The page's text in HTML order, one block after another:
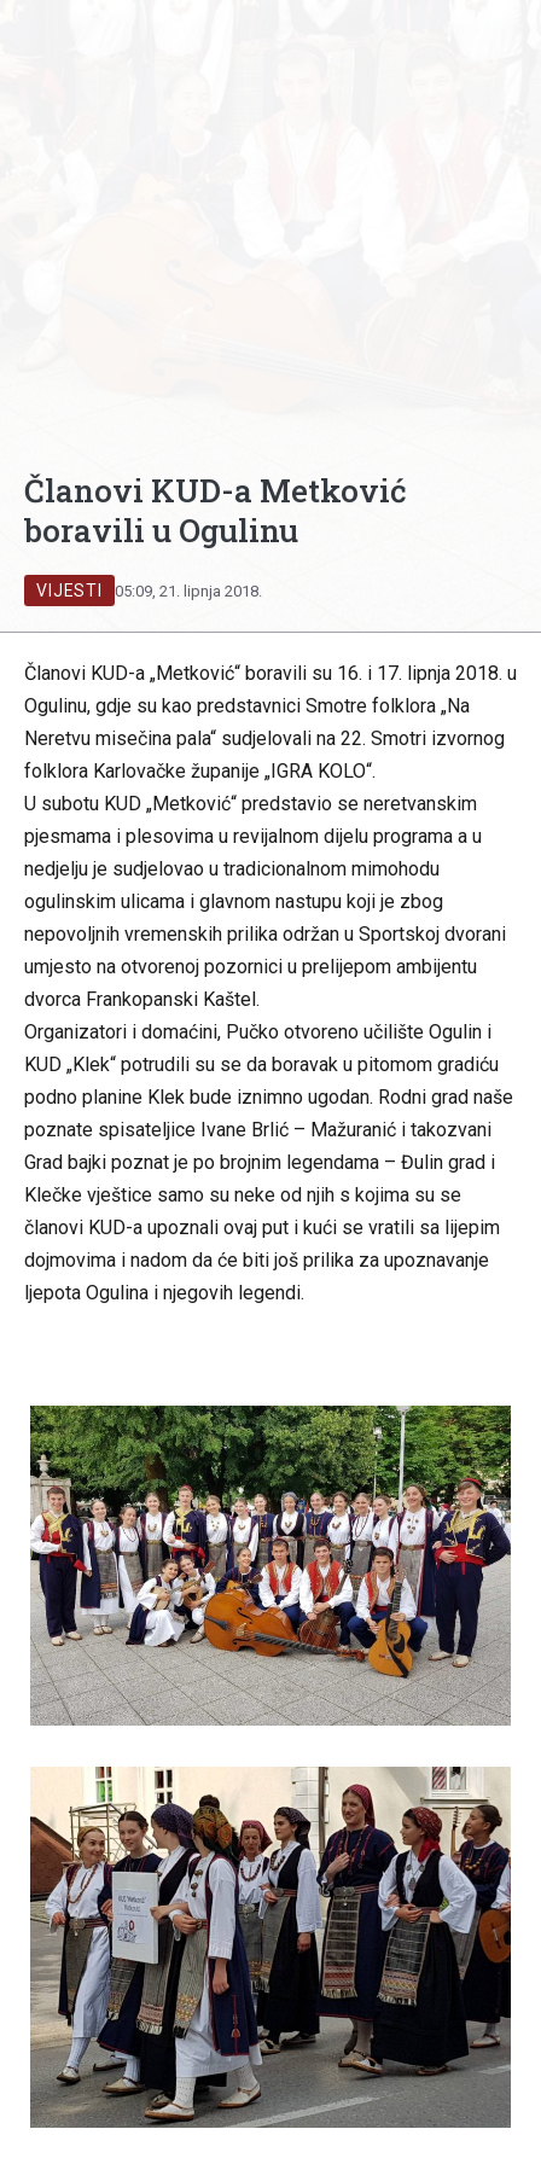
Članovi KUD-a Metković
boravili u Ogulinu
VIJESTI 05:09, 21. lipnja 2018.
Članovi KUD-a „Metković“ boravili su 16. i 17. lipnja 2018. u
Ogulinu, gdje su kao predstavnici Smotre folklora „Na
Neretvu misečina pala“ sudjelovali na 22. Smotri izvornog
folklora Karlovačke županije „IGRA KOLO“.
U subotu KUD „Metković“ predstavio se neretvanskim
pjesmama i plesovima u revijalnom dijelu programa a u
nedjelju je sudjelovao u tradicionalnom mimohodu
ogulinskim ulicama i glavnom nastupu koji je zbog
nepovoljnih vremenskih prilika održan u Sportskoj dvorani
umjesto na otvorenoj pozornici u prelijepom ambijentu
dvorca Frankopanski Kaštel.
Organizatori i domaćini, Pučko otvoreno učilište Ogulin i
KUD „Klek“ potrudili su se da boravak u pitomom gradiću
podno planine Klek bude iznimno ugodan. Rodni grad naše
poznate spisateljice Ivane Brlić – Mažuranić i takozvani
Grad bajki poznat je po brojnim legendama – Đulin grad i
Klečke vještice samo su neke od njih s kojima su se
članovi KUD-a upoznali ovaj put i kući se vratili sa lijepim
dojmovima i nadom da će biti još prilika za upoznavanje
ljepota Ogulina i njegovih legendi.